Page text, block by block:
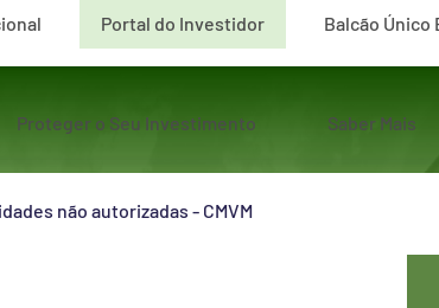
Portal do Investidor Balcão
Proteger o Seu Investimento Saber Mais
não autorizadas - CMVM